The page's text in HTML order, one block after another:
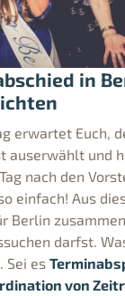
in
erwartet Euch,
auserwählt und
nach den
einfach! Aus
Berlin
darfst.
Sei es
von